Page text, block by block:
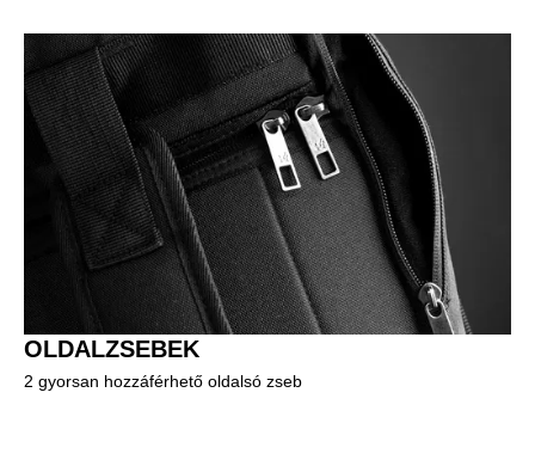
OLDALZSEBEK
2 gyorsan hozzáférhető oldalsó zseb